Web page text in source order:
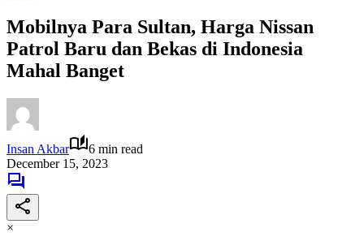
Mobilnya Para Sultan, Harga Nissan
Patrol Baru dan Bekas di Indonesia
Mahal Banget
Insan Akbar
6 min read
December 15, 2023
×